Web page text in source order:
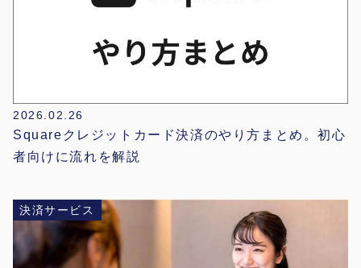
2026.02.26
Squareクレジットカード決済のやり方まとめ。初心
者向けに流れを解説
決済サービス